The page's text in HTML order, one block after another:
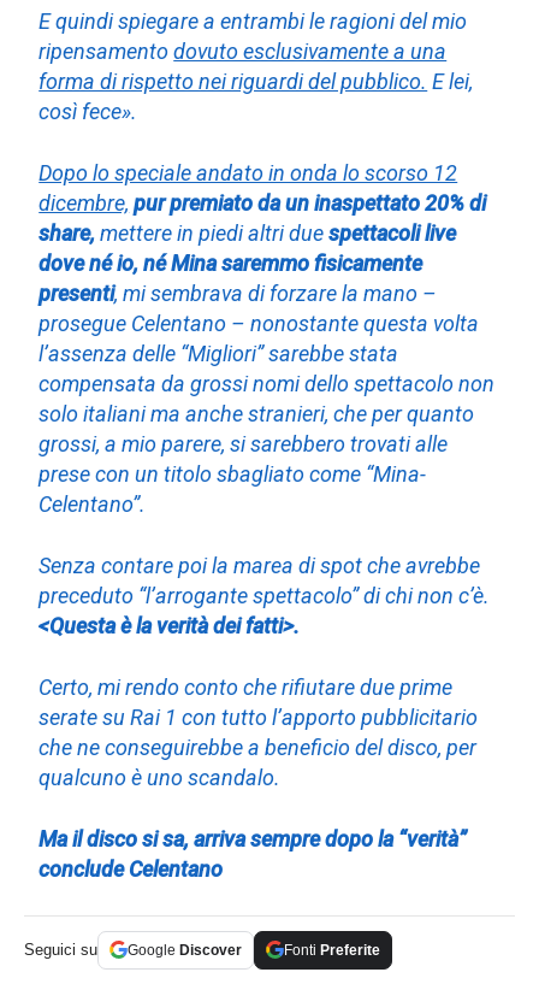
E quindi spiegare a entrambi le ragioni del mio
ripensamentodovuto esclusivamente a una
forma di rispetto nei riguardi del pubblico. E lei,
così fece».
Dopo lo speciale andato in onda lo scorso 12
dicembre, pur premiato da un inaspettato 20% di
share,mettere in piedi altri duespettacoli live
dove né io, né Mina saremmo fisicamente
presenti, mi sembrava di forzare la mano –
prosegue Celentano – nonostante questa volta
l’assenza delle “Migliori” sarebbe stata
compensata da grossi nomi dello spettacolo non
solo italiani ma anche stranieri, che per quanto
grossi, a mio parere, si sarebbero trovati alle
prese con un titolo sbagliato come “Mina-
Celentano”.
Senza contare poi la marea di spot che avrebbe
preceduto “l’arrogante spettacolo” di chi non c’è.
<Questa è la verità dei fatti>.
Certo, mi rendo conto che rifiutare due prime
serate su Rai 1 con tutto l’apporto pubblicitario
che ne conseguirebbe a beneficio del disco, per
qualcuno è uno scandalo.
Ma il disco si sa, arriva sempre dopo la “verità”
conclude Celentano
Seguici su Google Discover Fonti Preferite